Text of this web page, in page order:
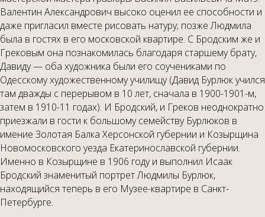
Валентин Александрович высоко оценил ее способности и
даже пригласил вместе рисовать натуру; позже Людмила
была в гостях в его московской квартире. С Бродским же и
Грековым она познакомилась благодаря старшему брату,
Давиду — оба художника были его соучениками по
Одесскому художественному училищу (Давид Бурлюк учился
там дважды с перерывом в 10 лет, сначала в 1900-1901-м,
затем в 1910-11 годах). И Бродский, и Греков неоднократно
приезжали в гости к большому семейству Бурлюков в
имение Золотая Балка Херсонской губернии и Козырщина
Новомосковского уезда Екатеринославской губернии.
Именно в Козырщине в 1906 году и выполнил Исаак
Бродский знаменитый портрет Людмилы Бурлюк,
находящийся теперь в его Музее-квартире в Санкт-
Петербурге.